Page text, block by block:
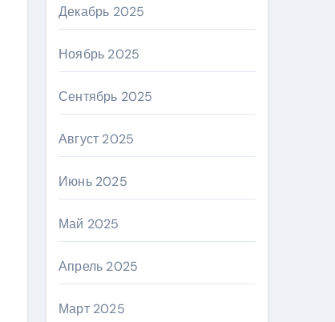
Декабрь 2025
Ноябрь 2025
Сентябрь 2025
Август 2025
Июнь 2025
Май 2025
Апрель 2025
Март 2025